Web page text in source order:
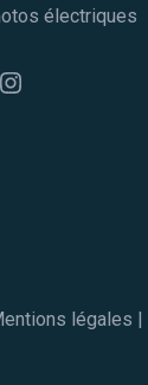
électriques
Instagram
légales |